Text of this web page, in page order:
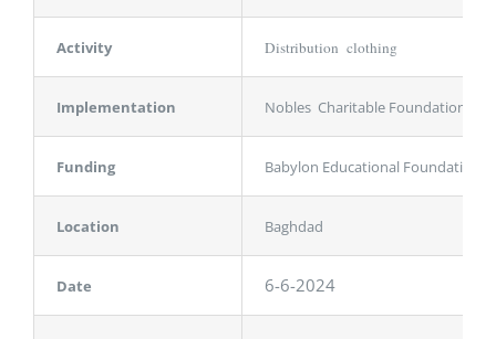
Activity Distribution clothing
Implementation Nobles Charitable Foundation
Funding Babylon Educational Foundation –
Location Baghdad
Date 6-6-2024